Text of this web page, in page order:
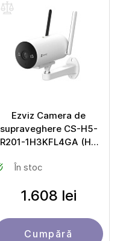
Ezviz Camera de
supraveghere CS-H5-
R201-1H3KFL4GA (H5
În stoc
1.608 lei
Cumpără